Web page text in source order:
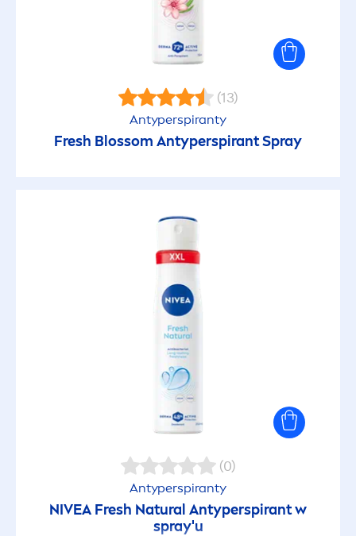
Włosy blond
Włosy brązowe
Włosy normalne
Włosy przerzedzone
Włosy przetłuszczające się
Włosy suche
(13)
Antyperspiranty
Fresh Blossom Antyperspirant Spray
(0)
Antyperspiranty
NIVEA Fresh Natural Antyperspirant w
spray'u